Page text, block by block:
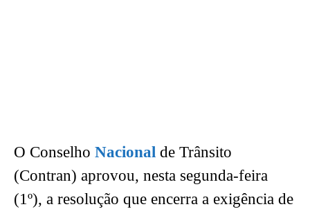
O Conselho Nacional de Trânsito
(Contran) aprovou, nesta segunda-feira
(1º), a resolução que encerra a exigência de